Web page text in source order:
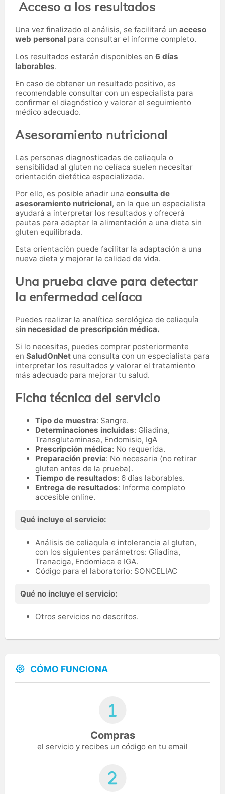
Acceso a los resultados
Una vez finalizado el análisis, se facilitará un acceso
web personal para consultar el informe completo.
Los resultados estarán disponibles en 6 días
laborables.
En caso de obtener un resultado positivo, es
recomendable consultar con un especialista para
confirmar el diagnóstico y valorar el seguimiento
médico adecuado.
Asesoramiento nutricional
Las personas diagnosticadas de celiaquía o
sensibilidad al gluten no celíaca suelen necesitar
orientación dietética especializada.
Por ello, es posible añadir una consulta de
asesoramiento nutricional, en la que un especialista
ayudará a interpretar los resultados y ofrecerá
pautas para adaptar la alimentación a una dieta sin
gluten equilibrada.
Esta orientación puede facilitar la adaptación a una
nueva dieta y mejorar la calidad de vida.
Una prueba clave para detectar
la enfermedad celíaca
Puedes realizar la analítica serológica de celiaquía
sin necesidad de prescripción médica.
Si lo necesitas, puedes comprar posteriormente
en SaludOnNet una consulta con un especialista para
interpretar los resultados y valorar el tratamiento
más adecuado para mejorar tu salud.
Ficha técnica del servicio
Tipo de muestra: Sangre.
Determinaciones incluidas: Gliadina,
Transglutaminasa, Endomisio, IgA
Prescripción médica: No requerida.
Preparación previa: No necesaria (no retirar
gluten antes de la prueba).
Tiempo de resultados: 6 días laborables.
Entrega de resultados: Informe completo
accesible online.
Qué incluye el servicio:
Análisis de celiaquía e intolerancia al gluten,
con los siguientes parámetros: Gliadina,
Tranaciga, Endomiaca e IGA.
Código para el laboratorio: SONCELIAC
Qué no incluye el servicio:
Otros servicios no descritos.
CÓMO FUNCIONA
Compras
el servicio y recibes un código en tu email